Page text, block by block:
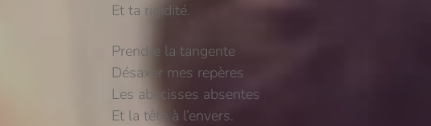
Et ta rigidité.
Prendre la tangente
Désaxer mes repères
Les abscisses absentes
Et la tête à l’envers.